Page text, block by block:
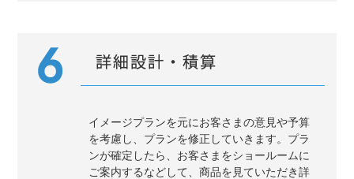
イメージプランを元にお客さまの意見や予算
を考慮し、プランを修正していきます。プラ
ンが確定したら、お客さまをショールームに
ご案内するなどして、商品を見ていただき詳